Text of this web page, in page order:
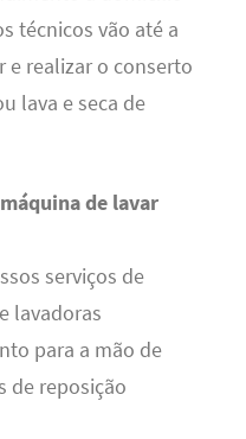
técnicos vão até a
e realizar o conserto
lava e seca de
de lavar
serviços de
lavadoras
para a mão de
de reposição